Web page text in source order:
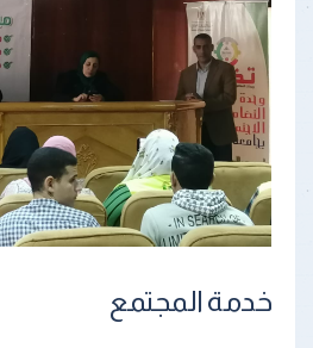
خدمة المجتمع